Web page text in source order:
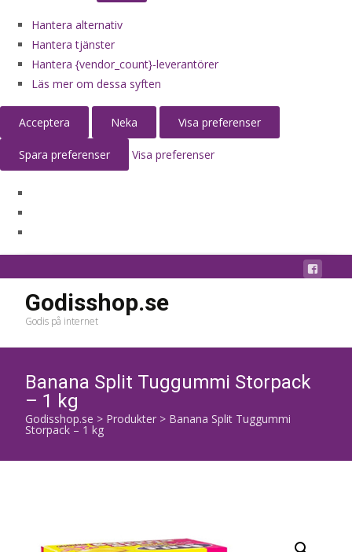
Hantera alternativ
Hantera tjänster
Hantera {vendor_count}-leverantörer
Läs mer om dessa syften
Acceptera Neka Visa preferenser
Spara preferenser Visa preferenser
Godisshop.se
Godis på internet
Banana Split Tuggummi Storpack
– 1 kg
Godisshop.se > Produkter > Banana Split Tuggummi
Storpack – 1 kg